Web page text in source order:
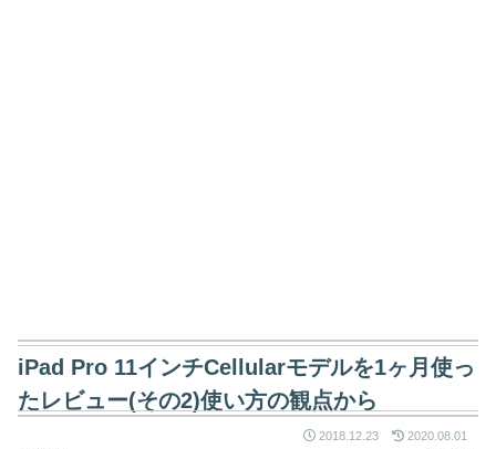
iPad Pro 11インチCellularモデルを1ヶ月使っ
たレビュー(その2)使い方の観点から
2018.12.23 2020.08.01